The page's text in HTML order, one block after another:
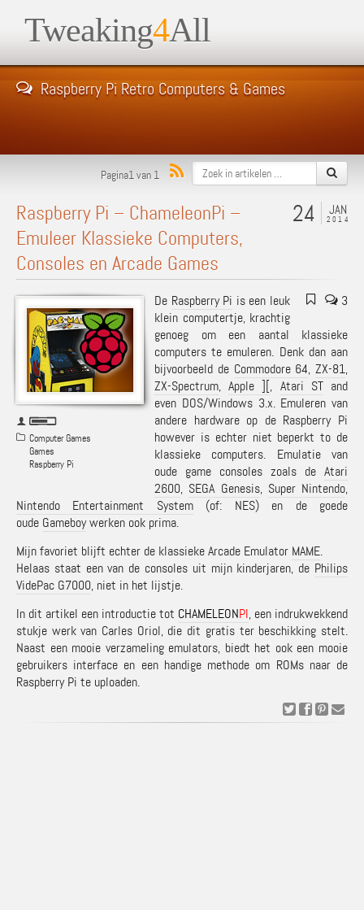
Tweaking4All
Raspberry Pi Retro Computers & Games
Pagina1 van 1
JAN
2014
24
Raspberry Pi – ChameleonPi –
Emuleer Klassieke Computers,
Consoles en Arcade Games
Computer Games
Games
Raspberry Pi
3
De Raspberry Pi is een leuk
klein computertje, krachtig
genoeg om een aantal klassieke
computers te emuleren. Denk dan aan
bijvoorbeeld de Commodore 64, ZX-81,
ZX-Spectrum,Apple ][, Atari STand
even DOS/Windows 3.x. Emuleren van
andere hardware op de Raspberry Pi
however is echter niet beperkt to de
klassieke computers. Emulatie van
oude game consoles zoals de Atari
2600, SEGA Genesis, Super Nintendo,
Nintendo Entertainment System(of: NES) en de goede
oude Gameboywerken ook prima.
Mijn favoriet blijft echter de klassieke Arcade Emulator MAME.
Helaas staat een van de consoles uit mijn kinderjaren, de Philips
VidePac G7000, niet in het lijstje.
In dit artikel een introductie tot CHAMELEONPI, een indrukwekkend
stukje werk van Carles Oriol, die dit gratis ter beschikking stelt.
Naast een mooie verzameling emulators, biedt het ook een mooie
gebruikers interface en een handige methode om ROMs naar de
Raspberry Pi te uploaden.